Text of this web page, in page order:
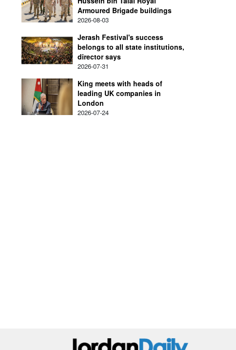
Armoured Brigade buildings
2026-08-03
Jerash Festival's success
belongs to all state institutions,
director says
2026-07-31
King meets with heads of
leading UK companies in
London
2026-07-24